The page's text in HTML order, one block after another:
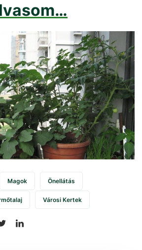
Magok Önellátás
Városi Kertek